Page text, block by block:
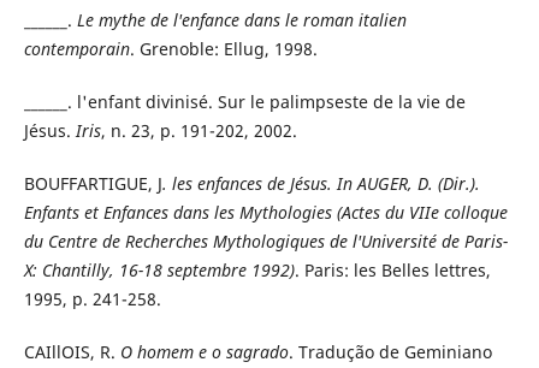
______. Le mythe de l'enfance dans le roman italien
contemporain. Grenoble: Ellug, 1998.
______. l'enfant divinisé. Sur le palimpseste de la vie de
Jésus.Iris, n. 23, p. 191-202, 2002.
BOUFFARTIGUE, J. les enfances de Jésus. In AUGER, D. (Dir.).
Enfants et Enfances dans les Mythologies (Actes du VIIe colloque
du Centre de Recherches Mythologiques de l'Université de Paris-
X: Chantilly, 16-18 septembre 1992). Paris: les Belles lettres,
1995, p. 241-258.
CAIllOIS, R. O homem e o sagrado. Tradução de Geminiano